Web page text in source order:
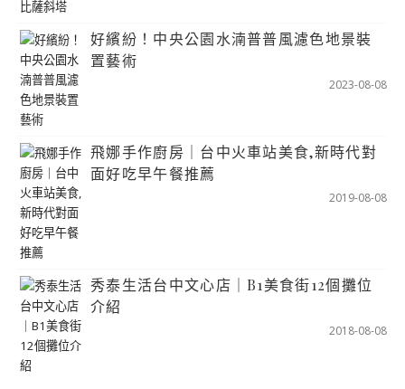
好繽紛！中央公園水湳普普風濾色地景裝
置藝術
2023-08-08
飛娜手作廚房｜台中火車站美食,新時代對
面好吃早午餐推薦
2019-08-08
秀泰生活台中文心店｜B1美食街12個攤位
介紹
2018-08-08